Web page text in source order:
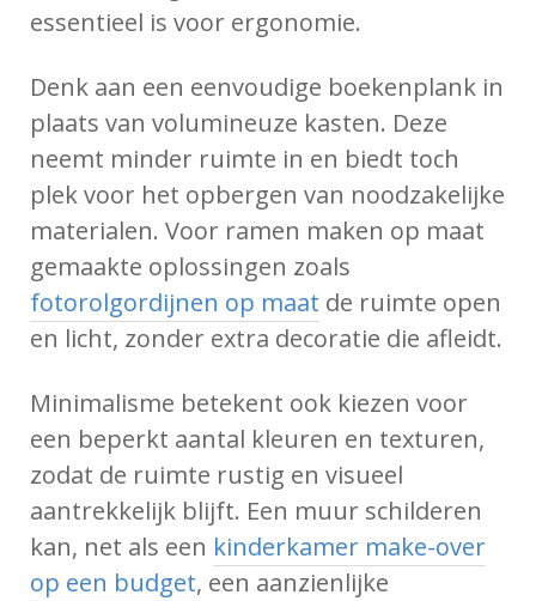
essentieel is voor ergonomie.
Denk aan een eenvoudige boekenplank in
plaats van volumineuze kasten. Deze
neemt minder ruimte in en biedt toch
plek voor het opbergen van noodzakelijke
materialen. Voor ramen maken op maat
gemaakte oplossingen zoals
fotorolgordijnen op maat de ruimte open
en licht, zonder extra decoratie die afleidt.
Minimalisme betekent ook kiezen voor
een beperkt aantal kleuren en texturen,
zodat de ruimte rustig en visueel
aantrekkelijk blijft. Een muur schilderen
kan, net als een kinderkamer make-over
op een budget, een aanzienlijke